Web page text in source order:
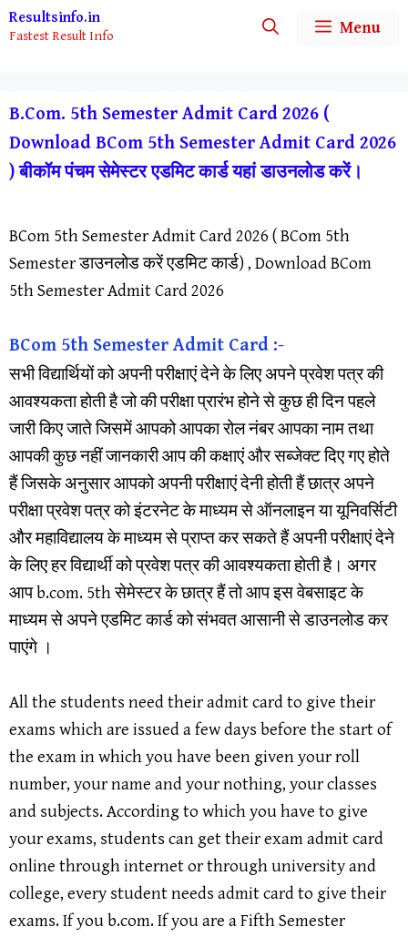
Skip
to
Resultsinfo.in
Fastest Result Info Menu
B.Com. 5th Semester Admit Card 2026 (
Download BCom 5th Semester Admit Card 2026
) बीकॉम पंचम सेमेस्टर एडमिट कार्ड यहां डाउनलोड करें।
BCom 5th Semester Admit Card 2026 ( BCom 5th
Semester डाउनलोड करें एडमिट कार्ड) , Download BCom
5th Semester Admit Card 2026
BCom 5th Semester Admit Card :-
सभी विद्यार्थियों को अपनी परीक्षाएं देने के लिए अपने प्रवेश पत्र की
आवश्यकता होती है जो की परीक्षा प्रारंभ होने से कुछ ही दिन पहले
जारी किए जाते जिसमें आपको आपका रोल नंबर आपका नाम तथा
आपकी कुछ नहीं जानकारी आप की कक्षाएं और सब्जेक्ट दिए गए होते
हैं जिसके अनुसार आपको अपनी परीक्षाएं देनी होती हैं छात्र अपने
परीक्षा प्रवेश पत्र को इंटरनेट के माध्यम से ऑनलाइन या यूनिवर्सिटी
और महाविद्यालय के माध्यम से प्राप्त कर सकते हैं अपनी परीक्षाएं देने
के लिए हर विद्यार्थी को प्रवेश पत्र की आवश्यकता होती है। अगर
आप b.com. 5th सेमेस्टर के छात्र हैं तो आप इस वेबसाइट के
माध्यम से अपने एडमिट कार्ड को संभवत आसानी से डाउनलोड कर
पाएंगे ।
All the students need their admit card to give their
exams which are issued a few days before the start of
the exam in which you have been given your roll
number, your name and your nothing, your classes
and subjects. According to which you have to give
your exams, students can get their exam admit card
online through internet or through university and
college, every student needs admit card to give their
exams. If you b.com. If you are a Fifth Semester